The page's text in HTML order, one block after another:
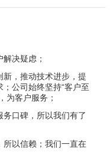
决疑虑；
新，推动技术进步，提
公司始终坚持“客户至
为客户服务；
口碑，所以我们有了
所以信赖；我们一直在